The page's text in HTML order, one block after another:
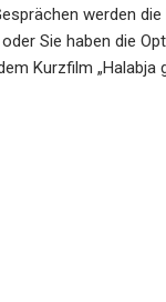
werden
Sie haben die
Kurzfilm „Halabja